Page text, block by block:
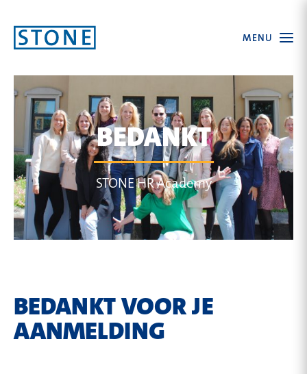
Ga
naar
Open
the
MENU
BEDANKT
STONE HR Academy
BEDANKT VOOR JE
AANMELDING